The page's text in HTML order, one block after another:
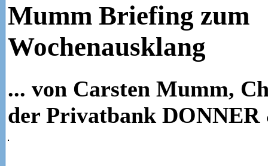
Mumm Briefing zum
Wochenausklang
... von Carsten Mumm,
der Privatbank